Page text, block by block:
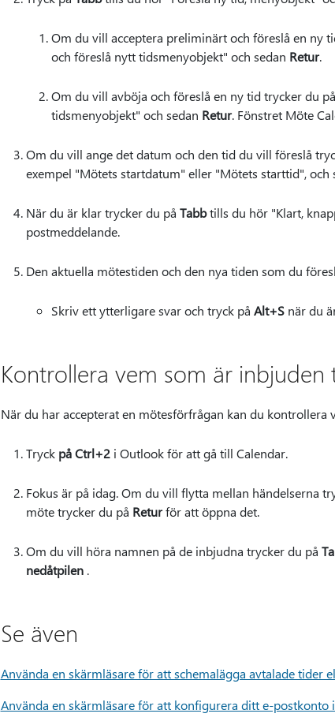
Om du vill acceptera preliminärt och föreslå en ny
och föreslå nytt tidsmenyobjekt" och sedan Retur.
Om du vill avböja och föreslå en ny tid trycker du på
tidsmenyobjekt" och sedan Retur. Fönstret Möte
Om du vill ange det datum och den tid du vill föreslå
exempel "Mötets startdatum" eller "Mötets starttid",
När du är klar trycker du på Tabbtills du hör "Klart,
postmeddelande.
Den aktuella mötestiden och den nya tiden som du
Skriv ett ytterligare svar och tryck på Alt+Snär du
Kontrollera vem som är
När du har accepterat en mötesförfrågan kan du kontrollera
Tryck på Ctrl+2i Outlook för att gå till Calendar.
Fokus är på idag. Om du vill flytta mellan händelserna
möte trycker du på Returför att öppna det.
Om du vill höra namnen på de inbjudna trycker du på
nedåtpilen.
Se även
Använda en skärmläsare för att schemalägga avtalade tider
Använda en skärmläsare för att konfigurera ditt e-postkonto